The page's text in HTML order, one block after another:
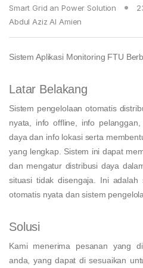
Smart Grid an Power Solution
Abdul Aziz Al Amien
Sistem Aplikasi Monitoring FTU
Latar Belakang
Sistem pengelolaan otomatis
nyata, info offline, info
daya dan info lokasi serta
yang lengkap. Sistem ini dapat
dan mengatur distribusi daya
situasi tidak disengaja. Ini adalah
otomatis nyata dan sistem
Solusi
Kami menerima pesanan yang
anda, yang dapat di sesuaikan